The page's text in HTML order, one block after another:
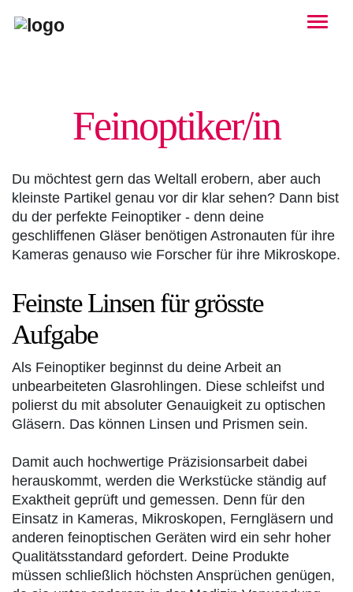
Fein­optiker/in
Du möchtest gern das Weltall erobern, aber auch
kleinste Partikel genau vor dir klar sehen? Dann bist
du der perfekte Feinoptiker - denn deine
geschliffenen Gläser benötigen Astronauten für ihre
Kameras genauso wie Forscher für ihre Mikroskope.
Feinste Linsen für grösste
Aufgabe
Als Feinoptiker beginnst du deine Arbeit an
unbearbeiteten Glasrohlingen. Diese schleifst und
polierst du mit absoluter Genauigkeit zu optischen
Gläsern. Das können Linsen und Prismen sein.
Damit auch hochwertige Präzisionsarbeit dabei
herauskommt, werden die Werkstücke ständig auf
Exaktheit geprüft und gemessen. Denn für den
Einsatz in Kameras, Mikroskopen, Ferngläsern und
anderen feinoptischen Geräten wird ein sehr hoher
Qualitätsstandard gefordert. Deine Produkte
müssen schließlich höchsten Ansprüchen genügen,